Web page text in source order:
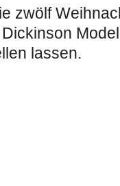
zwölf
lassen.